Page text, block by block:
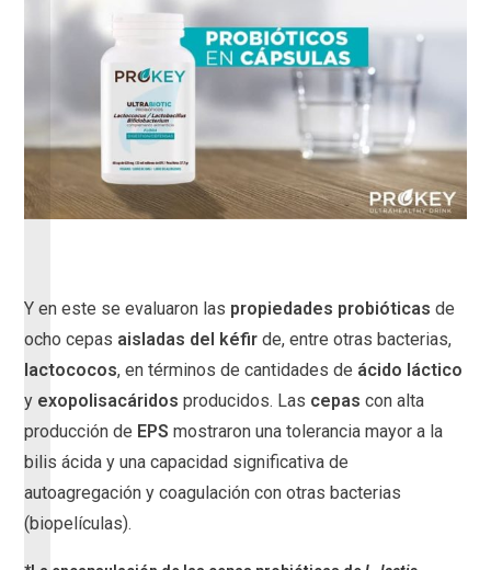
Y en este se evaluaron las propiedades probióticas de
ocho cepas aisladas del kéfir de, entre otras bacterias,
lactococos, en términos de cantidades de ácido láctico
y exopolisacáridos producidos. Las cepas con alta
producción de EPSmostraron una tolerancia mayor a la
bilis ácida y una capacidad significativa de
autoagregación y coagulación con otras bacterias
(biopelículas).